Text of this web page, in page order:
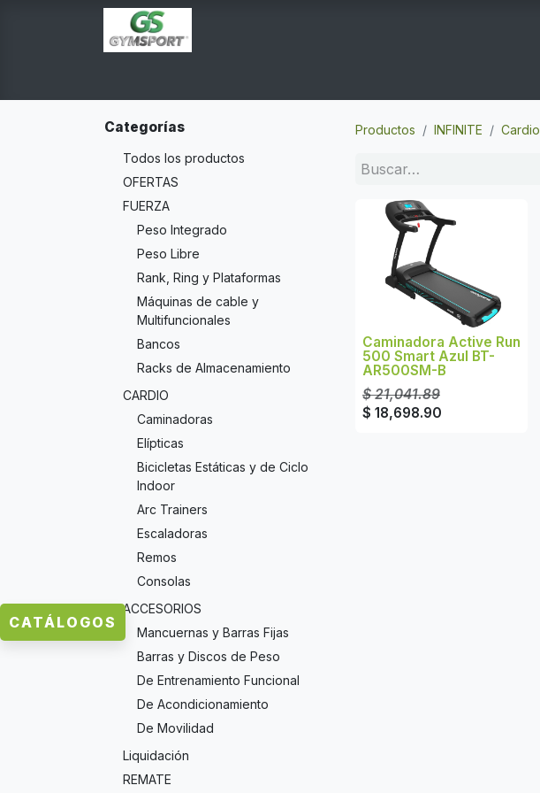
Categorías
Todos los productos
OFERTAS
FUERZA
Peso Integrado
Peso Libre
Rank, Ring y Plataformas
Máquinas de cable y
Multifuncionales
Bancos
Racks de Almacenamiento
CARDIO
Caminadoras
Elípticas
Bicicletas Estáticas y de Ciclo
Indoor
Arc Trainers
Escaladoras
Remos
Consolas
ACCESORIOS
Mancuernas y Barras Fijas
Barras y Discos de Peso
De Entrenamiento Funcional
De Acondicionamiento
De Movilidad
Liquidación
REMATE
Productos INFINITE Cardio
Caminadora Active Run
500 Smart Azul BT-
AR500SM-B
$21,041.89
$ 18,698.90
CATÁLOGOS